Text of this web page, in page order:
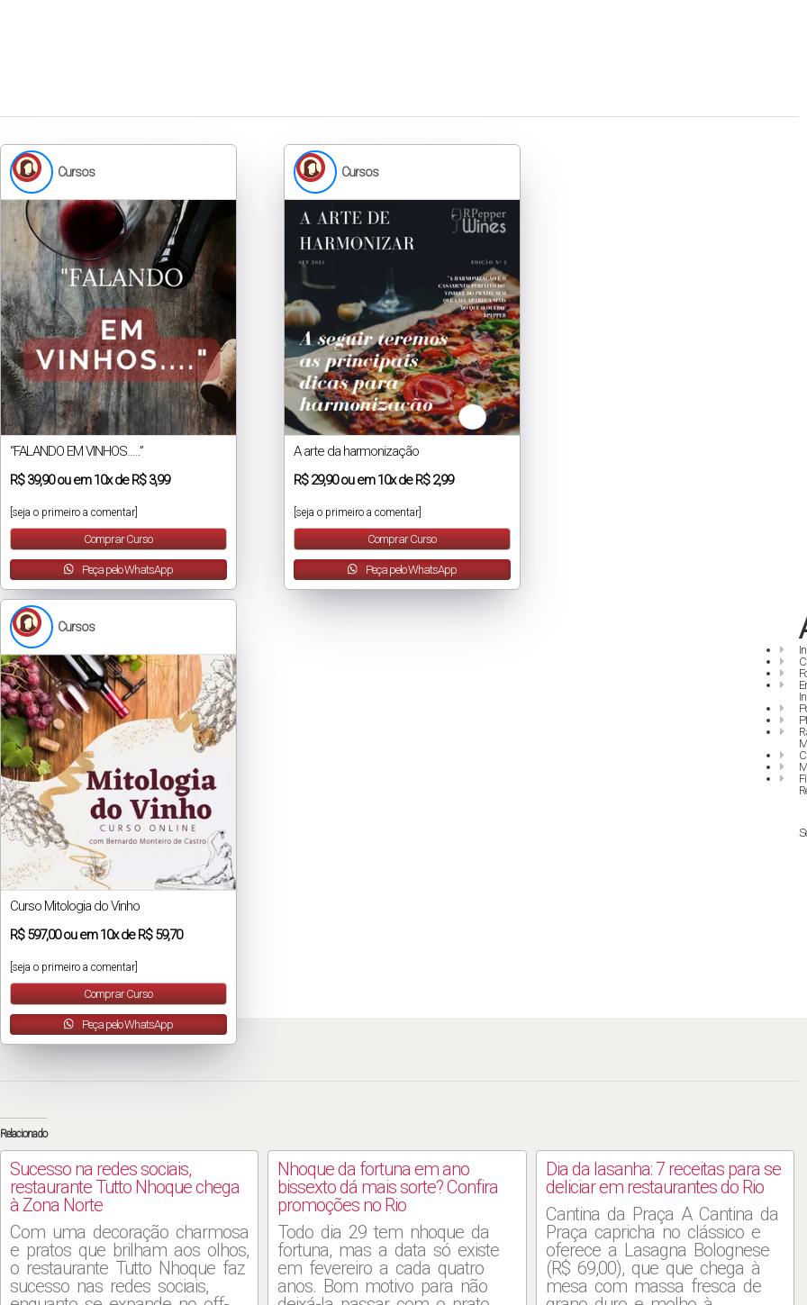
Cursos
“FALANDO EM VINHOS…..”
R$39,90ou em10xdeR$ 3,99
[seja o primeiro a comentar]
Comprar Curso
Peça pelo WhatsApp
Cursos
A arte da harmonização
R$29,90ou em10xdeR$ 2,99
[seja o primeiro a comentar]
Comprar Curso
Peça pelo WhatsApp
Cursos
Curso Mitologia do Vinho
R$597,00ou em10xdeR$ 59,70
[seja o primeiro a comentar]
Comprar Curso
Peça pelo WhatsApp
Relacionado
Sucesso na redes sociais,
restaurante Tutto Nhoque chega
à Zona Norte
Com uma decoração charmosa
e pratos que brilham aos olhos,
o restaurante Tutto Nhoque faz
sucesso nas redes sociais,
Nhoque da fortuna em ano
bissexto dá mais sorte? Confira
promoções no Rio
Todo dia 29 tem nhoque da
fortuna, mas a data só existe
em fevereiro a cada quatro
anos. Bom motivo para não
Dia da lasanha: 7 receitas para se
deliciar em restaurantes do Rio
Cantina da Praça A Cantina da
Praça capricha no clássico e
oferece a Lasagna Bolognese
(R$ 69,00), que que chega à
mesa com massa fresca de